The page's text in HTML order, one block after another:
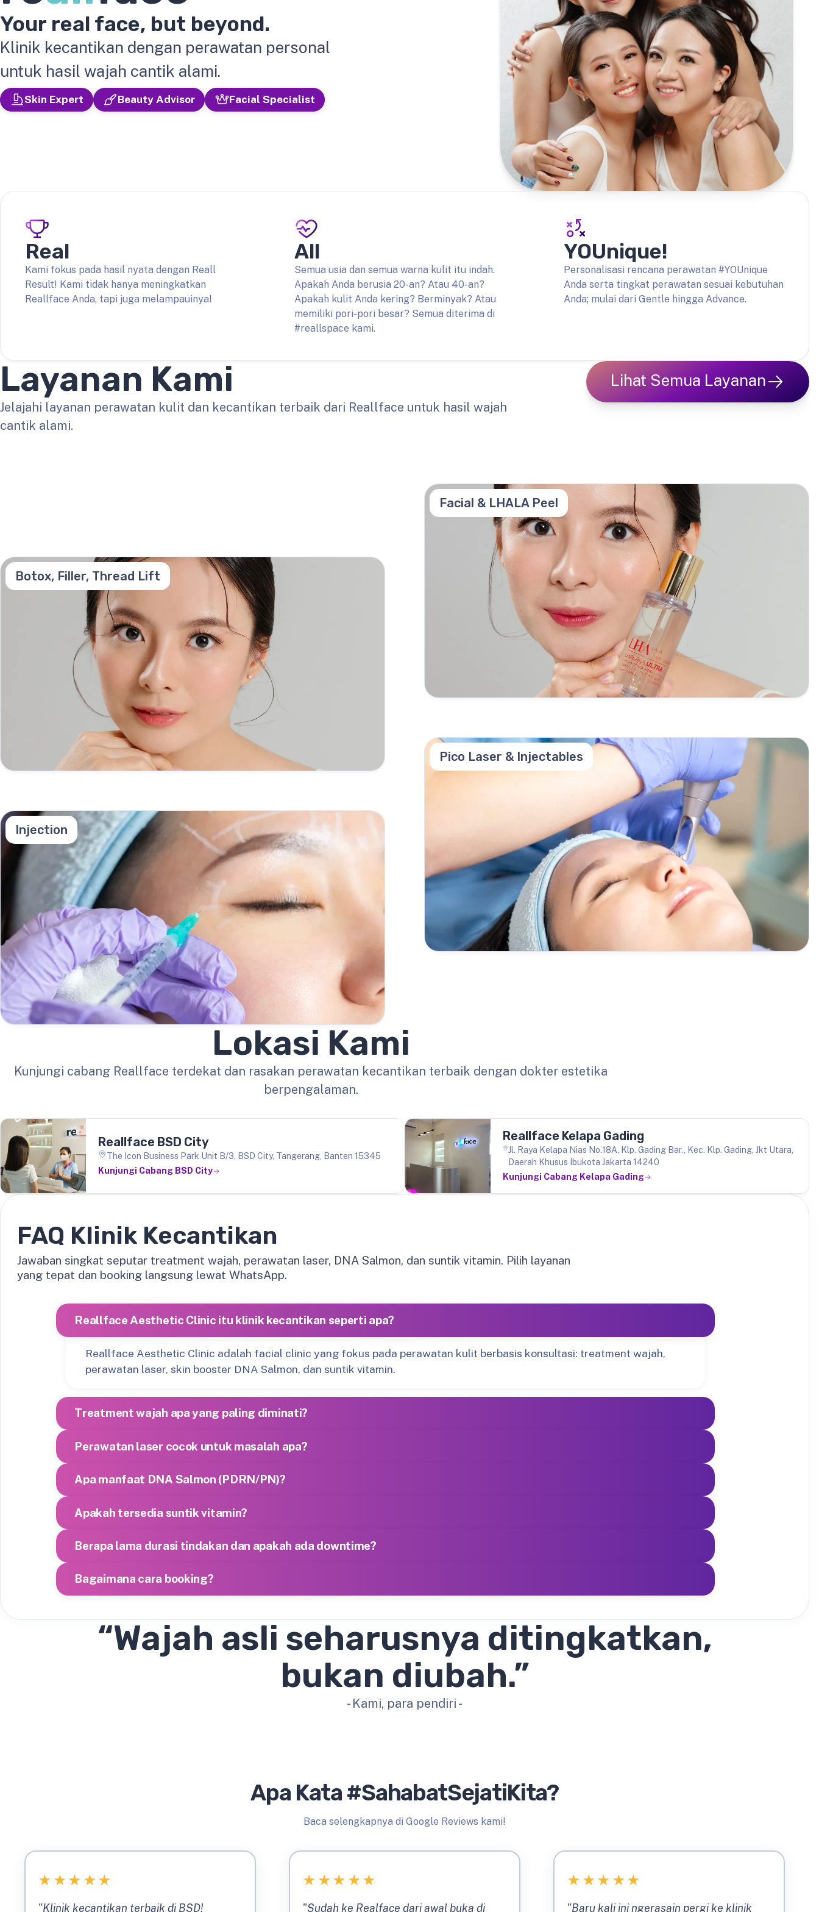
Your real face, but beyond.
Klinik kecantikan dengan perawatan personal
untuk hasil wajah cantik alami.
Skin Expert Beauty Advisor Facial Specialist
Real
Kami fokus pada hasil nyata dengan Reall
Result! Kami tidak hanya meningkatkan
Reallface Anda, tapi juga melampauinya!
All
Semua usia dan semua warna kulit itu indah.
Apakah Anda berusia 20-an? Atau 40-an?
Apakah kulit Anda kering? Berminyak? Atau
memiliki pori-pori besar? Semua diterima di
#reallspace kami.
YOUnique!
Personalisasi rencana perawatan #YOUnique
Anda serta tingkat perawatan sesuai kebutuhan
Anda; mulai dari Gentle hingga Advance.
Layanan Kami
Jelajahi layanan perawatan kulit dan kecantikan terbaik dari Reallface untuk hasil wajah
cantik alami.
Botox, Filler, Thread Lift
Facial & LHALA Peel
Injection
Pico Laser & Injectables
Lihat Semua Layanan
Lokasi Kami
Kunjungi cabang Reallface terdekat dan rasakan perawatan kecantikan terbaik dengan dokter estetika
berpengalaman.
Reallface BSD City
The Icon Business Park Unit B/3, BSD City, Tangerang, Banten 15345
Kunjungi Cabang BSD City
Reallface Kelapa Gading
Jl. Raya Kelapa Nias No.18A, Klp. Gading Bar., Kec. Klp. Gading, Jkt Utara,
Daerah Khusus Ibukota Jakarta 14240
Kunjungi Cabang Kelapa Gading
FAQ Klinik Kecantikan
Jawaban singkat seputar treatment wajah, perawatan laser, DNA Salmon, dan suntik vitamin. Pilih layanan
yang tepat dan booking langsung lewat WhatsApp.
Reallface Aesthetic Clinic itu klinik kecantikan seperti apa?
Reallface Aesthetic Clinic adalah facial clinic yang fokus pada perawatan kulit berbasis konsultasi: treatment wajah,
perawatan laser, skin booster DNA Salmon, dan suntik vitamin.
Treatment wajah apa yang paling diminati?
Perawatan laser cocok untuk masalah apa?
Apa manfaat DNA Salmon (PDRN/PN)?
Apakah tersedia suntik vitamin?
Berapa lama durasi tindakan dan apakah ada downtime?
Bagaimana cara booking?
“Wajah asli seharusnya ditingkatkan,
bukan diubah.”
- Kami, para pendiri -
Apa Kata #SahabatSejatiKita?
Baca selengkapnya di Google Reviews kami!
★ ★★ ★★
"Klinik kecantikan terbaik di BSD!
★ ★★ ★★
"Sudah ke Realface dari awal buka di
★ ★★ ★★
"Baru kali ini ngerasain pergi ke klinik